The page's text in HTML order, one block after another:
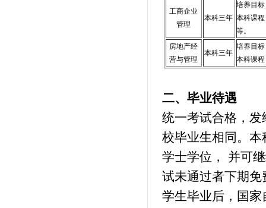
工商企业
管理
本科三年
培养目
本科课
等。
房地产经
营与管理
本科三年
培养目
本科课
二、毕业待遇
统一考试合格，
校毕业生相同。
学士学位， 并可
试未通过者下期
学生毕业后，国